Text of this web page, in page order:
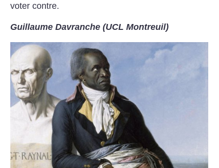
voter contre.
Guillaume Davranche (UCL Montreuil)